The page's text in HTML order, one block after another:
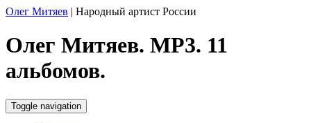
Олег Митяев | Народный артист России
Олег Митяев. MP3. 11
альбомов.
Toggle navigation